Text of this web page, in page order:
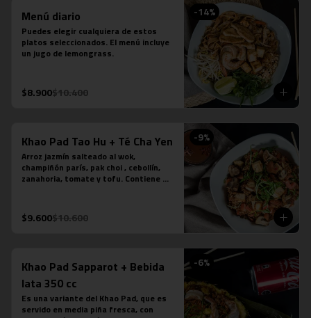
-14%
Menú diario
Puedes elegir cualquiera de estos
platos seleccionados. El menú incluye
un jugo de lemongrass.
$8.900$10.400
-9%
Khao Pad Tao Hu + Té Cha Yen
Arroz jazmín salteado al wok,
champiñón parís, pak choi , cebollín,
zanahoria, tomate y tofu. Contiene
tailandés.
$9.600$10.600
-6%
Khao Pad Sapparot + Bebida
lata 350 cc
Es una variante del Khao Pad, que es
servido en media piña fresca, con